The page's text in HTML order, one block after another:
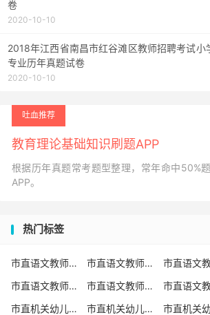
卷
2020-10-10
2018年江西省南昌市红谷滩区教师招聘考试小
专业历年真题试卷
2020-10-10
吐血推荐
教育理论基础知识刷题APP
根据历年真题常考题型整理，常年命中50%
APP。
热门标签
市直语文教师招聘 市直语文教师招聘考试真题
市直语文教师编制考试真题
市直语文教师编制考试真题卷
市直机关幼儿教师招聘
市直机关幼儿教师考试